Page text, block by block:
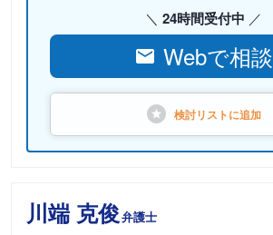
24時間受付中
Webで相談
検討リストに追加
川端 克俊弁護士